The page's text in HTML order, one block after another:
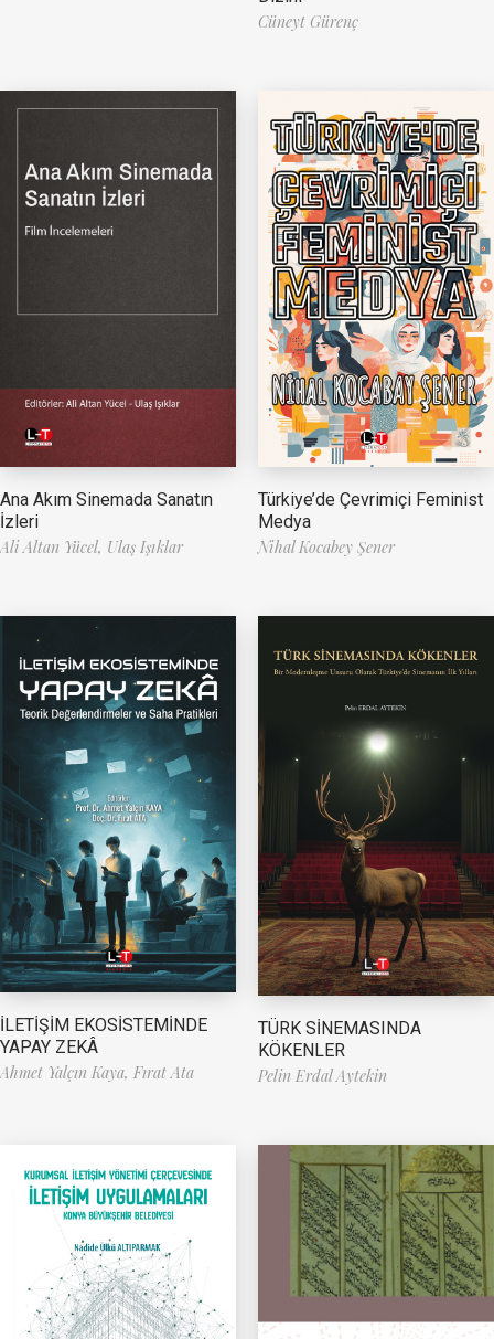
Cüneyt Gürenç
Ana Akım Sinemada Sanatın
İzleri
Ali Altan Yücel, Ulaş Işıklar
Türkiye’de Çevrimiçi Feminist
Medya
Nihal Kocabey Şener
İLETİŞİM EKOSİSTEMİNDE
YAPAY ZEKÂ
Ahmet Yalçın Kaya, Fırat Ata
TÜRK SİNEMASINDA
KÖKENLER
Pelin Erdal Aytekin